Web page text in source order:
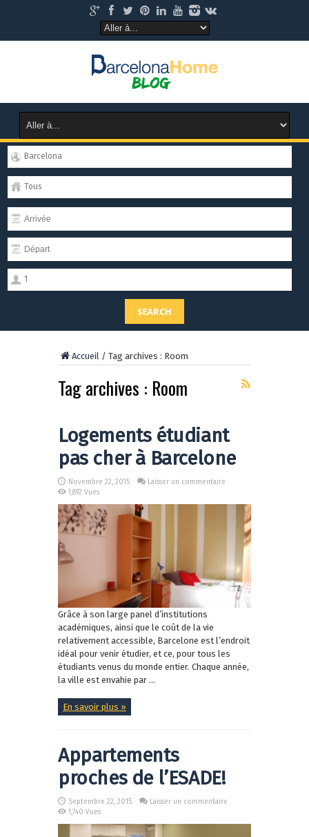
Barcelona
Tous
1
SEARCH
Accueil / Tag archives : Room
Tag archives : Room
Logements étudiant
pas cher à Barcelone
Novembre 22, 2015
Laisser un commentaire
1,892 Vues
Grâce à son large panel d’institutions
académiques, ainsi que le coût de la vie
relativement accessible, Barcelone est l’endroit
idéal pour venir étudier, et ce, pour tous les
étudiants venus du monde entier. Chaque année,
la ville est envahie par ...
En savoir plus »
Appartements
proches de l’ESADE!
Septembre 22, 2015
Laisser un commentaire
1,740 Vues